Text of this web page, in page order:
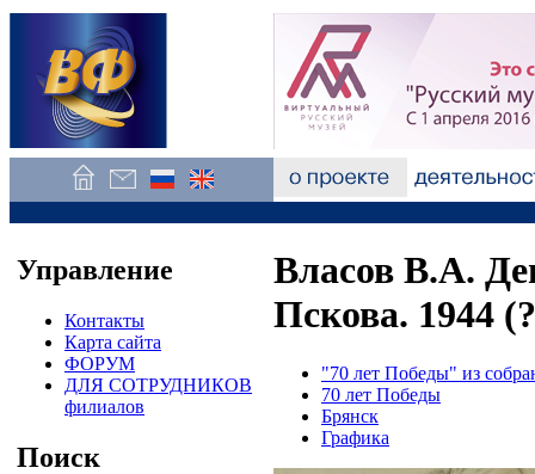
Управление
Контакты
Карта сайта
ФОРУМ
ДЛЯ СОТРУДНИКОВ
филиалов
Поиск
Власов В.А.
Пскова. 1944
"70 лет Победы" из
70 лет Победы
Брянск
Графика